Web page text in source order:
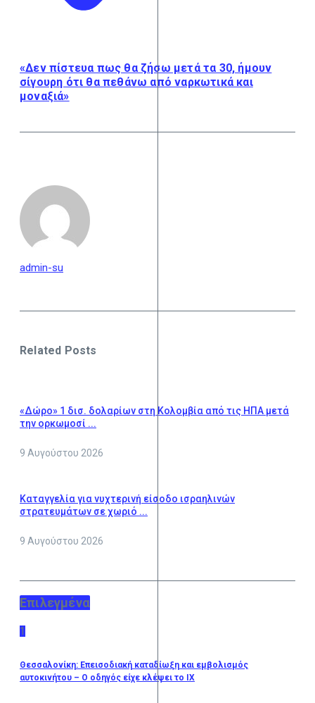
«Δεν πίστευα πως θα ζήσω μετά τα 30, ήμουν
σίγουρη ότι θα πεθάνω από ναρκωτικά και
μοναξιά»
admin-su
Related Posts
«Δώρο» 1 δισ. δολαρίων στη Κολομβία από τις ΗΠΑ μετά
την ορκωμοσί ...
9 Αυγούστου 2026
Καταγγελία για νυχτερινή είσοδο ισραηλινών
στρατευμάτων σε χωριό ...
9 Αυγούστου 2026
Επιλεγμένα
1
Θεσσαλονίκη: Επεισοδιακή καταδίωξη και εμβολισμός
αυτοκινήτου – Ο οδηγός είχε κλέψει το ΙΧ